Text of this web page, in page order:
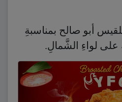
أبو صالح بمناسبةِ
على لواءِ الشَّمالِ.